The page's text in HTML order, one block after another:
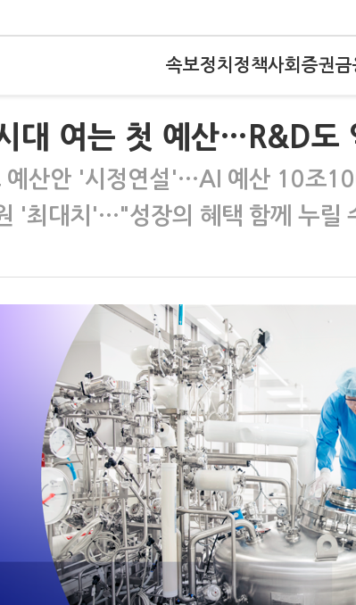
속보정치 정책사회 증권금
대 여는 첫 예산…R&D도
산안 '시정연설'…AI 예산 10조
'최대치'…"성장의 혜택 함께 누릴